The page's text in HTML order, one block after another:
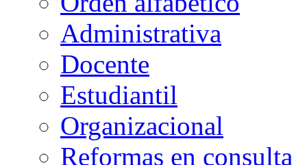
Administrativa
Docente
Estudiantil
Organizacional
Reformas en consulta